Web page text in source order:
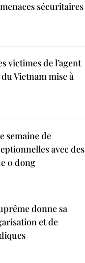
sécuritaires
victimes de l’agent
Vietnam mise à
semaine de
avec des
0 dong
donne sa
et de